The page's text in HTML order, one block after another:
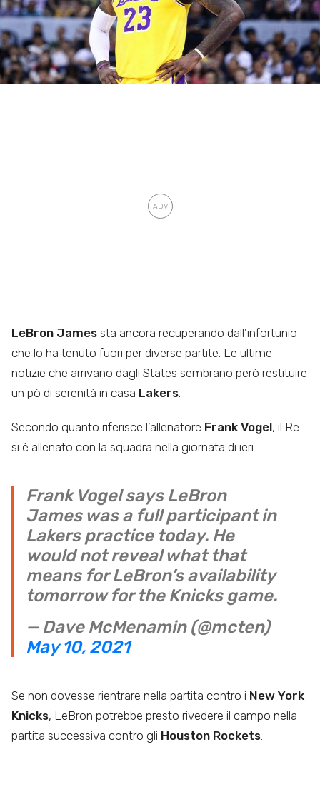
LeBron James sta ancora recuperando dall’infortunio
che lo ha tenuto fuori per diverse partite. Le ultime
notizie che arrivano dagli States sembrano però restituire
un pò di serenità in casa Lakers
Secondo quanto riferisce l’allenatore Frank Vogel, il Re
si è allenato con la squadra nella giornata di ieri.
Frank Vogel says LeBron
James was a full participant in
Lakers practice today. He
would not reveal what that
means for LeBron’s availability
tomorrow for the Knicks game.
— Dave McMenamin (@mcten)
May 10, 2021
Se non dovesse rientrare nella partita contro i New York
Knicks, LeBron potrebbe presto rivedere il campo nella
partita successiva contro gli Houston Rockets.